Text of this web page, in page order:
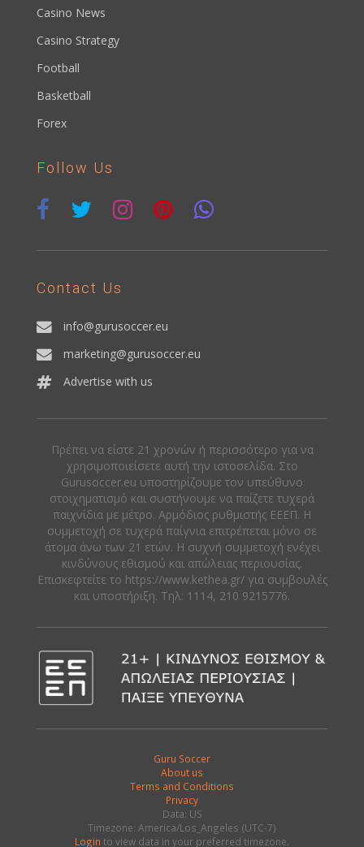
Casino News
Casino Strategy
Football
Basketball
Forex
Follow Us
Contact Us
info@gurusoccer.eu
marketing@gurusoccer.eu
Advertise with us
Πρέπει να είστε 21 χρονών ή περισσότερο για να
χρησιμοποιείσετε αυτή την ιστοσελίδα. Στο
Gurusoccer.eu υποστηρίζουμε τον υπεύθυνο
στοιχηματισμό και συστήνουμε να παίζετε τυχερά
παιχνίδια με μέτρο. Αρμόδιος ρυθμιστής ΕΕΕΠ. Η
συμμετοχή σε τυχερά παίγνια επιτρέπεται μόνο σε
άτομα άνω των 21 ετών. Η συχνή συμμετοχή ενέχει
κινδύνους εθισμού και απώλειας περιουσίας.
Eπισκεφτείτε το https://www.kethea.gr/ για συμβουλές
και υποστήριξη. Tηλ: 1114, 210 9215776.
Guru Soccer
About us
Terms and Conditions
Privacy
Data: US
Timezone: America/Los_Angeles (UTC-7)
Login to view data in your preferred timezone.